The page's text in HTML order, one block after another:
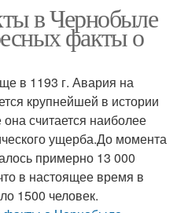
в Чернобыле
факты о
в 1193 г. Авария на
крупнейшей в истории
считается наиболее
ущерба.До момента
примерно 13 000
в настоящее время в
1500 человек.